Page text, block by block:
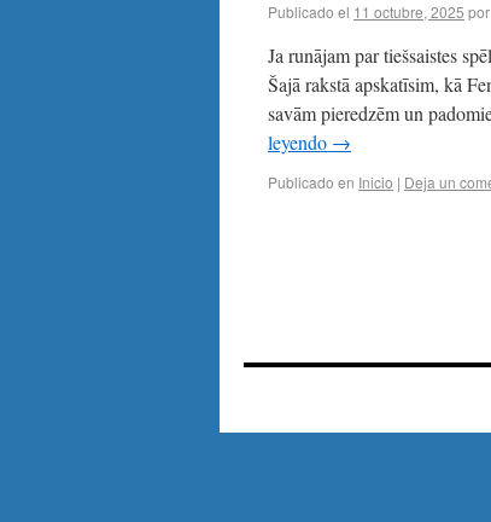
Publicado el 11 octubre, 2025 por
Ja runājam par tiešsaistes
Šajā rakstā apskatīsim, kā
savām pieredzēm un
leyendo →
Publicado en Inicio | Deja un